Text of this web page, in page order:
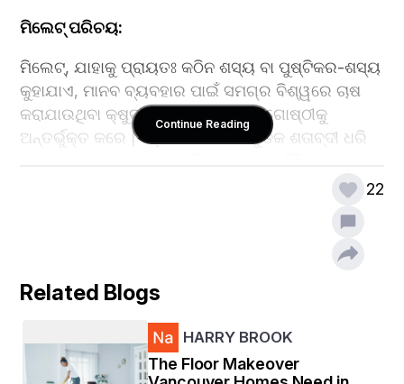
ମିଲେଟ୍ ପରିଚୟ:
ମିଲେଟ୍, ଯାହାକୁ ପ୍ରାୟତଃ କଠିନ ଶସ୍ୟ ବା ପୁଷ୍ଟିକର-ଶସ୍ୟ
କୁହାଯାଏ, ମାନବ ବ୍ୟବହାର ପାଇଁ ସମଗ୍ର ବିଶ୍ୱରେ ଚାଷ
କରାଯାଉଥିବା କ୍ଷୁଦ୍ର ବିହନ ଘାସର ଏକ ଗୋଷ୍ଠୀକୁ
ଅନ୍ତର୍ଭୁକ୍ତ କରେ | ଓଡ଼ିଶାରେ ମିଲେଟଗୁଡିକ ଶତାବ୍ଦୀ ଧରି
ହୋଇଆସୁଛି | ଅବଶ୍ୟ, ଆଧୁନିକ କୃଷିର ଆଗମନ ଏବଂ ନଗଦ
ଜୈବ ବିବିଧତା ଏବଂ ଖାଦ୍ୟରେ ପୁଷ୍ଟିକର ବିବିଧତା ନଷ୍ଟ
ମିଲେଟ୍ ମିଶନ୍ ଉନ୍ମୋଚିତ ହୋଇଛି:
OMM(ODISHA MILLET MISSION) ଏପ୍ରିଲ୍ 2017 ରେ
Continue Reading
22
Related Blogs
HARRY BROOK
The Floor Makeover